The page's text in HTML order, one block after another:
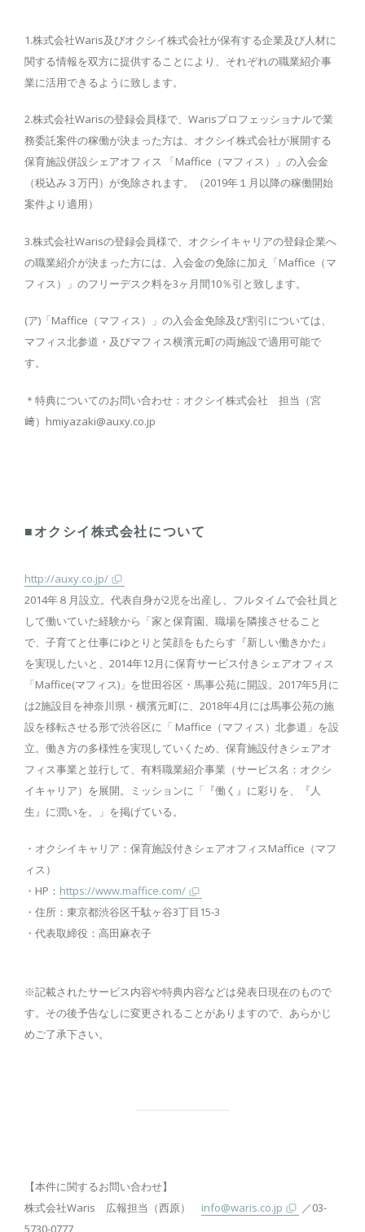
1.株式会社Waris及びオクシイ株式会社が保有する企業及び人材に
関する情報を双方に提供することにより、それぞれの職業紹介事
業に活用できるように致します。
2.株式会社Warisの登録会員様で、Warisプロフェッショナルで業
務委託案件の稼働が決まった方は、オクシイ株式会社が展開する
保育施設併設シェアオフィス 「Maffice（マフィス）」の入会金
（税込み３万円）が免除されます。（2019年１月以降の稼働開始
案件より適用）
3.株式会社Warisの登録会員様で、オクシイキャリアの登録企業へ
の職業紹介が決まった方には、入会金の免除に加え「Maffice（マ
フィス）」のフリーデスク料を3ヶ月間10％引と致します。
(ア)「Maffice（マフィス）」の入会金免除及び割引については、
マフィス北参道・及びマフィス横濱元町の両施設で適用可能で
す。
＊特典についてのお問い合わせ：オクシイ株式会社 担当（宮
﨑）hmiyazaki@auxy.co.jp
■オクシイ株式会社について
http://auxy.co.jp/
2014年８月設立。代表自身が2児を出産し、フルタイムで会社員と
して働いていた経験から「家と保育園、職場を隣接させること
で、子育てと仕事にゆとりと笑顔をもたらす『新しい働きかた』
を実現したいと、2014年12月に保育サービス付きシェアオフィス
「Maffice(マフィス)」を世田谷区・馬事公苑に開設。2017年5月に
は2施設目を神奈川県・横濱元町に、2018年4月には馬事公苑の施
設を移転させる形で渋谷区に「 Maffice（マフィス）北参道」を設
立。働き方の多様性を実現していくため、保育施設付きシェアオ
フィス事業と並行して、有料職業紹介事業（サービス名：オクシ
イキャリア）を展開。ミッションに「『働く』に彩りを、『人
生』に潤いを。」を掲げている。
・オクシイキャリア：保育施設付きシェアオフィスMaffice（マフ
ィス）
・HP： https://www.maffice.com/
・住所：東京都渋谷区千駄ヶ谷3丁目15-3
・代表取締役：高田麻衣子
※記載されたサービス内容や特典内容などは発表日現在のもので
す。その後予告なしに変更されることがありますので、あらかじ
めご了承下さい。
【本件に関するお問い合わせ】
株式会社Waris 広報担当（西原） info@waris.co.jp
／03-
5730-0777